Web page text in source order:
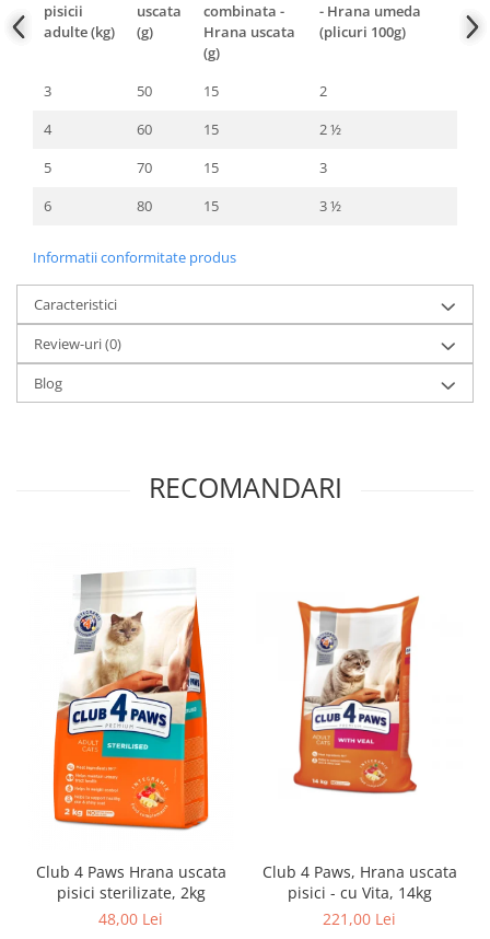
pisicii
adulte (kg)
uscata
(g)
combinata -
Hrana uscata
(g)
- Hrana umeda
(plicuri 100g)
3 50 15
2
4
60 15
2 ½
5
70 15
3
6
80 15 3 ½
Informatii conformitate produs
Caracteristici
Review-uri(0)
Blog
RECOMANDARI
Club 4 Paws Hrana uscata
pisici sterilizate, 2kg
48,00 Lei
Club 4 Paws, Hrana uscata
pisici - cu Vita, 14kg
221,00 Lei